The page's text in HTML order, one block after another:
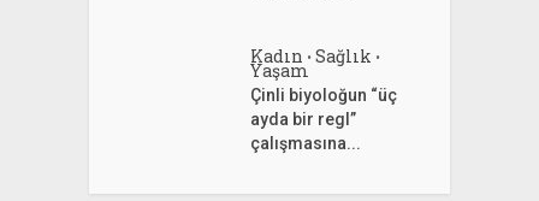
Kadın • Sağlık •
Yaşam
Çinli biyoloğun “üç
ayda bir regl”
çalışmasına...